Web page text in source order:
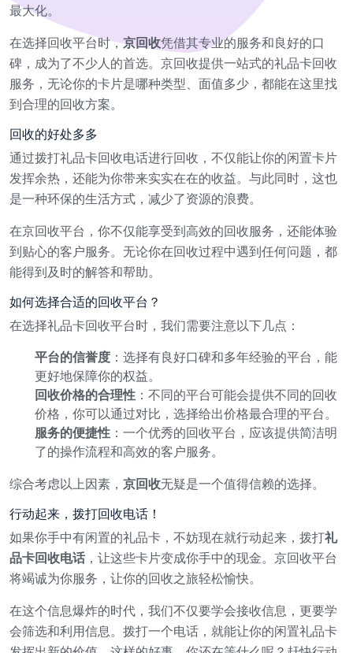
最大化。
在选择回收平台时，京回收凭借其专业的服务和良好的口
碑，成为了不少人的首选。京回收提供一站式的礼品卡回收
服务，无论你的卡片是哪种类型、面值多少，都能在这里找
到合理的回收方案。
回收的好处多多
通过拨打礼品卡回收电话进行回收，不仅能让你的闲置卡片
发挥余热，还能为你带来实实在在的收益。与此同时，这也
是一种环保的生活方式，减少了资源的浪费。
在京回收平台，你不仅能享受到高效的回收服务，还能体验
到贴心的客户服务。无论你在回收过程中遇到任何问题，都
能得到及时的解答和帮助。
如何选择合适的回收平台？
在选择礼品卡回收平台时，我们需要注意以下几点：
平台的信誉度 ：选择有良好口碑和多年经验的平台，能
更好地保障你的权益。
回收价格的合理性 ：不同的平台可能会提供不同的回收
价格，你可以通过对比，选择给出价格最合理的平台。
服务的便捷性 ：一个优秀的回收平台，应该提供简洁明
了的操作流程和高效的客户服务。
综合考虑以上因素， 京回收无疑是一个值得信赖的选择。
行动起来，拨打回收电话！
如果你手中有闲置的礼品卡，不妨现在就行动起来，拨打礼
品卡回收电话 ，让这些卡片变成你手中的现金。京回收平台
将竭诚为你服务，让你的回收之旅轻松愉快。
在这个信息爆炸的时代，我们不仅要学会接收信息，更要学
会筛选和利用信息。拨打一个电话，就能让你的闲置礼品卡